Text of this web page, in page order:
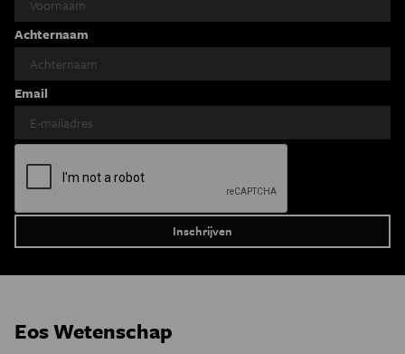
Achternaam
Email
Eos Wetenschap